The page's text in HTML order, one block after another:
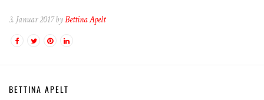
3. Januar 2017 byBettina Apelt
BETTINA APELT